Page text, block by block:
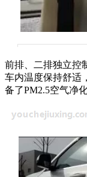
前排、二排独立控
车内温度保持舒适
备了PM2.5空气净